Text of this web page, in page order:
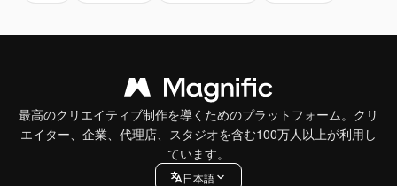
最高のクリエイティブ制作を導くためのプラットフォーム。クリ
エイター、企業、代理店、スタジオを含む100万人以上が利用し
ています。
日本語